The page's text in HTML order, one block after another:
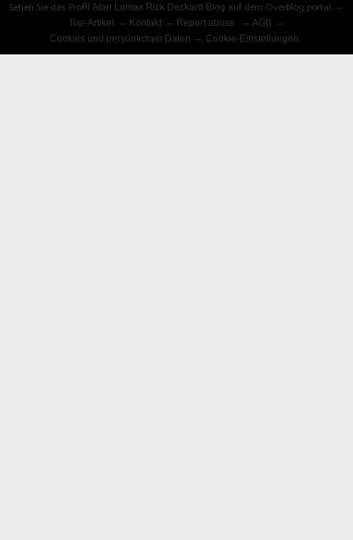
Sehen Sie das ProfilAlan Lomax Rick Deckard Blog auf dem Overblog portal
Top-Artikel
Kontakt Report abuse
AGB
Cookies und persönlichen Daten
Cookie-Einstellungen